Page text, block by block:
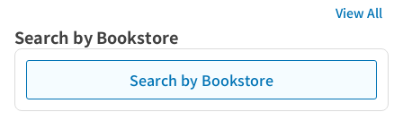
View All
Search by Bookstore
Search by Bookstore